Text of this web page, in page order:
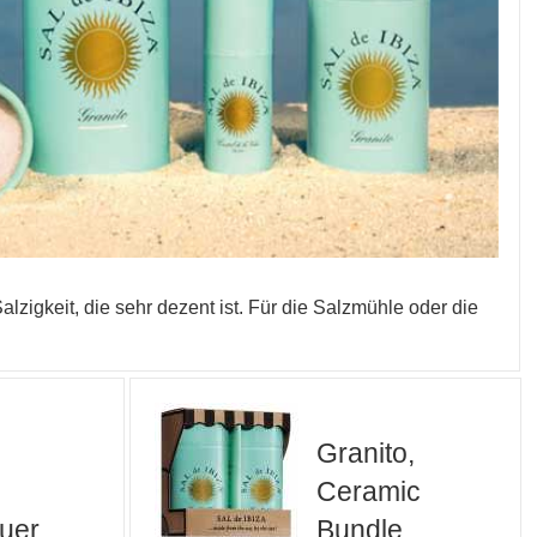
die sehr dezent ist. Für die Salzmühle oder die
Granito,
Ceramic
Bundle